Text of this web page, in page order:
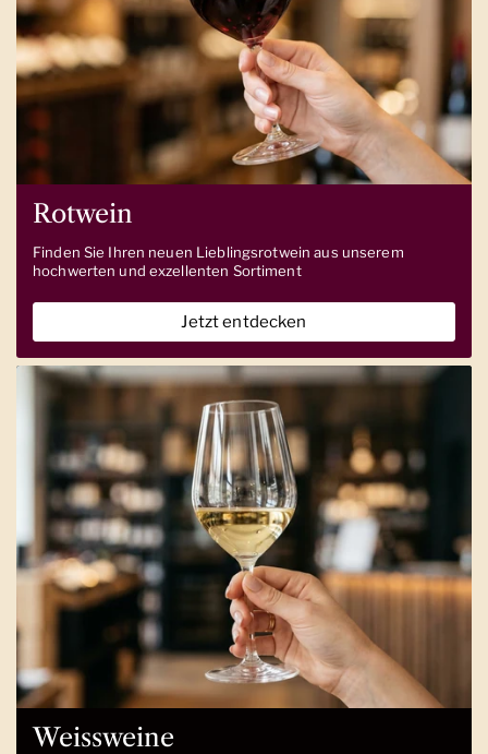
Rotwein
Finden Sie Ihren neuen Lieblingsrotwein aus unserem
hochwerten und exzellenten Sortiment
Jetzt entdecken
Weissweine